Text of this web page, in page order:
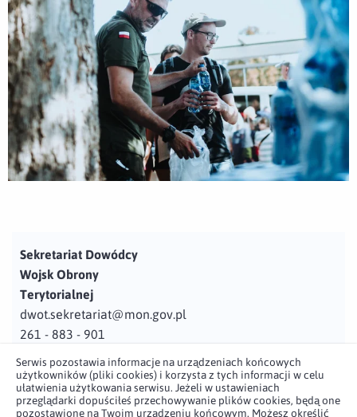
Sekretariat Dowódcy
Wojsk Obrony
Terytorialnej
dwot.sekretariat@mon.gov.pl
261 - 883 - 901
Adres
ul. Juzistek 2
05-131 Zegrze
Serwis pozostawia informacje na urządzeniach końcowych
użytkowników (pliki cookies) i korzysta z tych informacji w celu
ułatwienia użytkowania serwisu. Jeżeli w ustawieniach
przeglądarki dopuściłeś przechowywanie plików cookies, będą one
pozostawione na Twoim urządzeniu końcowym. Możesz określić